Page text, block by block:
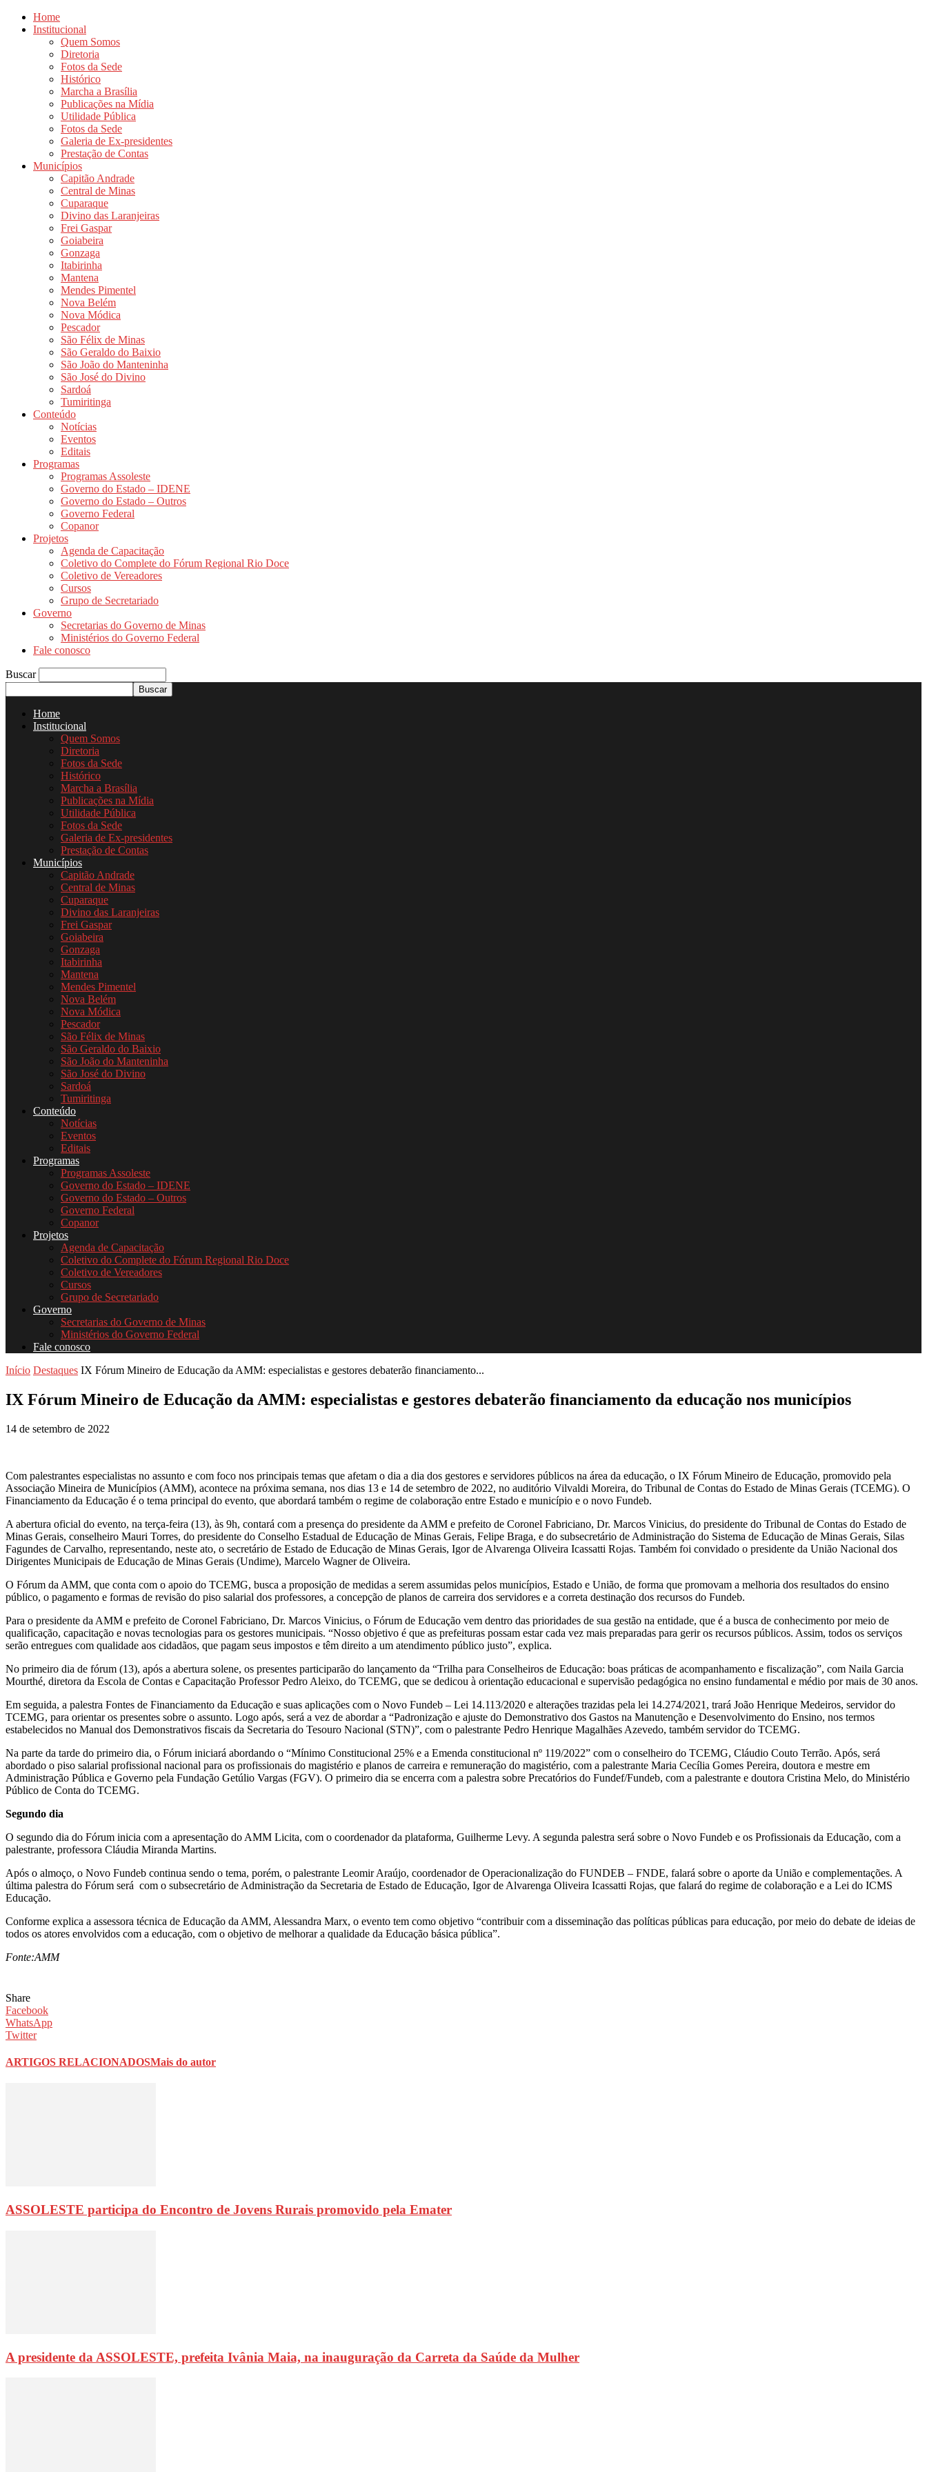
Home
Institucional
Quem Somos
Diretoria
Fotos da Sede
Histórico
Marcha a Brasília
Publicações na Mídia
Utilidade Pública
Fotos da Sede
Galeria de Ex-presidentes
Prestação de Contas
Municípios
Capitão Andrade
Central de Minas
Cuparaque
Divino das Laranjeiras
Frei Gaspar
Goiabeira
Gonzaga
Itabirinha
Mantena
Mendes Pimentel
Nova Belém
Nova Módica
Pescador
São Félix de Minas
São Geraldo do Baixio
São João do Manteninha
São José do Divino
Sardoá
Tumiritinga
Conteúdo
Notícias
Eventos
Editais
Programas
Programas Assoleste
Governo do Estado – IDENE
Governo do Estado – Outros
Governo Federal
Copanor
Projetos
Agenda de Capacitação
Coletivo do Complete do Fórum Regional Rio Doce
Coletivo de Vereadores
Cursos
Grupo de Secretariado
Governo
Secretarias do Governo de Minas
Ministérios do Governo Federal
Fale conosco
Buscar
Home
Institucional
Quem Somos
Diretoria
Fotos da Sede
Histórico
Marcha a Brasília
Publicações na Mídia
Utilidade Pública
Fotos da Sede
Galeria de Ex-presidentes
Prestação de Contas
Municípios
Capitão Andrade
Central de Minas
Cuparaque
Divino das Laranjeiras
Frei Gaspar
Goiabeira
Gonzaga
Itabirinha
Mantena
Mendes Pimentel
Nova Belém
Nova Módica
Pescador
São Félix de Minas
São Geraldo do Baixio
São João do Manteninha
São José do Divino
Sardoá
Tumiritinga
Conteúdo
Notícias
Eventos
Editais
Programas
Programas Assoleste
Governo do Estado – IDENE
Governo do Estado – Outros
Governo Federal
Copanor
Projetos
Agenda de Capacitação
Coletivo do Complete do Fórum Regional Rio Doce
Coletivo de Vereadores
Cursos
Grupo de Secretariado
Governo
Secretarias do Governo de Minas
Ministérios do Governo Federal
Fale conosco
Início Destaques IX Fórum Mineiro de Educação da AMM: especialistas e gestores debaterão financiamento...
IX Fórum Mineiro de Educação da AMM: especialistas e gestores debaterão financiamento da educação nos municípios
14 de setembro de 2022
Com palestrantes especialistas no assunto e com foco nos principais temas que afetam o dia a dia dos gestores e servidores públicos na área da educação, o IX Fórum Mineiro de Educação, promovido pela
Associação Mineira de Municípios (AMM), acontece na próxima semana, nos dias 13 e 14 de setembro de 2022, no auditório Vilvaldi Moreira, do Tribunal de Contas do Estado de Minas Gerais (TCEMG). O
Financiamento da Educação é o tema principal do evento, que abordará também o regime de colaboração entre Estado e município e o novo Fundeb.
A abertura oficial do evento, na terça-feira (13), às 9h, contará com a presença do presidente da AMM e prefeito de Coronel Fabriciano, Dr. Marcos Vinicius, do presidente do Tribunal de Contas do Estado de
Minas Gerais, conselheiro Mauri Torres, do presidente do Conselho Estadual de Educação de Minas Gerais, Felipe Braga, e do subsecretário de Administração do Sistema de Educação de Minas Gerais, Silas
Fagundes de Carvalho, representando, neste ato, o secretário de Estado de Educação de Minas Gerais, Igor de Alvarenga Oliveira Icassatti Rojas. Também foi convidado o presidente da União Nacional dos
Dirigentes Municipais de Educação de Minas Gerais (Undime), Marcelo Wagner de Oliveira.
O Fórum da AMM, que conta com o apoio do TCEMG, busca a proposição de medidas a serem assumidas pelos municípios, Estado e União, de forma que promovam a melhoria dos resultados do ensino
público, o pagamento e formas de revisão do piso salarial dos professores, a concepção de planos de carreira dos servidores e a correta destinação dos recursos do Fundeb.
Para o presidente da AMM e prefeito de Coronel Fabriciano, Dr. Marcos Vinicius, o Fórum de Educação vem dentro das prioridades de sua gestão na entidade, que é a busca de conhecimento por meio de
qualificação, capacitação e novas tecnologias para os gestores municipais. “Nosso objetivo é que as prefeituras possam estar cada vez mais preparadas para gerir os recursos públicos. Assim, todos os serviços
serão entregues com qualidade aos cidadãos, que pagam seus impostos e têm direito a um atendimento público justo”, explica.
No primeiro dia de fórum (13), após a abertura solene, os presentes participarão do lançamento da “Trilha para Conselheiros de Educação: boas práticas de acompanhamento e fiscalização”, com Naila Garcia
Mourthé, diretora da Escola de Contas e Capacitação Professor Pedro Aleixo, do TCEMG, que se dedicou à orientação educacional e supervisão pedagógica no ensino fundamental e médio por mais de 30 anos.
Em seguida, a palestra Fontes de Financiamento da Educação e suas aplicações com o Novo Fundeb – Lei 14.113/2020 e alterações trazidas pela lei 14.274/2021, trará João Henrique Medeiros, servidor do
TCEMG, para orientar os presentes sobre o assunto. Logo após, será a vez de abordar a “Padronização e ajuste do Demonstrativo dos Gastos na Manutenção e Desenvolvimento do Ensino, nos termos
estabelecidos no Manual dos Demonstrativos fiscais da Secretaria do Tesouro Nacional (STN)”, com o palestrante Pedro Henrique Magalhães Azevedo, também servidor do TCEMG.
Na parte da tarde do primeiro dia, o Fórum iniciará abordando o “Mínimo Constitucional 25% e a Emenda constitucional nº 119/2022” com o conselheiro do TCEMG, Cláudio Couto Terrão. Após, será
abordado o piso salarial profissional nacional para os profissionais do magistério e planos de carreira e remuneração do magistério, com a palestrante Maria Cecília Gomes Pereira, doutora e mestre em
Administração Pública e Governo pela Fundação Getúlio Vargas (FGV). O primeiro dia se encerra com a palestra sobre Precatórios do Fundef/Fundeb, com a palestrante e doutora Cristina Melo, do Ministério
Público de Conta do TCEMG.
Segundo dia
O segundo dia do Fórum inicia com a apresentação do AMM Licita, com o coordenador da plataforma, Guilherme Levy. A segunda palestra será sobre o Novo Fundeb e os Profissionais da Educação, com a
palestrante, professora Cláudia Miranda Martins.
Após o almoço, o Novo Fundeb continua sendo o tema, porém, o palestrante Leomir Araújo, coordenador de Operacionalização do FUNDEB – FNDE, falará sobre o aporte da União e complementações. A
última palestra do Fórum será com o subsecretário de Administração da Secretaria de Estado de Educação, Igor de Alvarenga Oliveira Icassatti Rojas, que falará do regime de colaboração e a Lei do ICMS
Educação.
Conforme explica a assessora técnica de Educação da AMM, Alessandra Marx, o evento tem como objetivo “contribuir com a disseminação das políticas públicas para educação, por meio do debate de ideias de
todos os atores envolvidos com a educação, com o objetivo de melhorar a qualidade da Educação básica pública”.
Fonte:AMM
Share
Facebook
WhatsApp
Twitter
ARTIGOS RELACIONADOSMais do autor
ASSOLESTE participa do Encontro de Jovens Rurais promovido pela Emater
A presidente da ASSOLESTE, prefeita Ivânia Maia, na inauguração da Carreta da Saúde da Mulher